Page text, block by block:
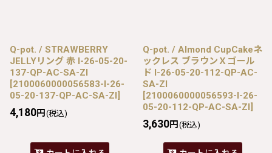
Q-pot. / STRAWBERRY
JELLYリング 赤 I-26-05-20-
137-QP-AC-SA-ZI
[2100060000056583-I-26-
05-20-137-QP-AC-SA-ZI]
4,180円 (税込)
Q-pot. / Almond CupCakeネ
ックレス ブラウンＸゴール
ド I-26-05-20-112-QP-AC-
SA-ZI
[2100060000056593-I-26-
05-20-112-QP-AC-SA-ZI]
3,630円 (税込)